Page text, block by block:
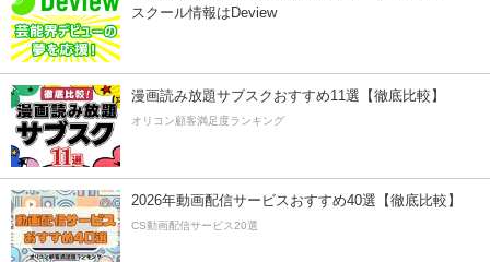
スクール情報はDeview
漫画読み放題サブスクおすすめ11選【徹底比較】
オリコン顧客満足度ランキング
2026年動画配信サービスおすすめ40選【徹底比較】
CS動画配信サービス20選